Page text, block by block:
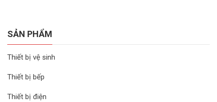
SẢN PHẨM
Thiết bị vệ sinh
Thiết bị bếp
Thiết bị điện